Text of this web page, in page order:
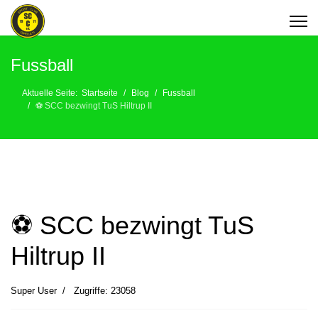
Fussball
Aktuelle Seite: Startseite Blog
Fussball
⚽️ SCC bezwingt TuS Hiltrup II
⚽️ SCC bezwingt TuS
Hiltrup II
Super User Zugriffe: 23058